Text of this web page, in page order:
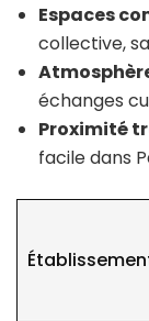
Espaces
collective,
échanges
Proximité
facile dans